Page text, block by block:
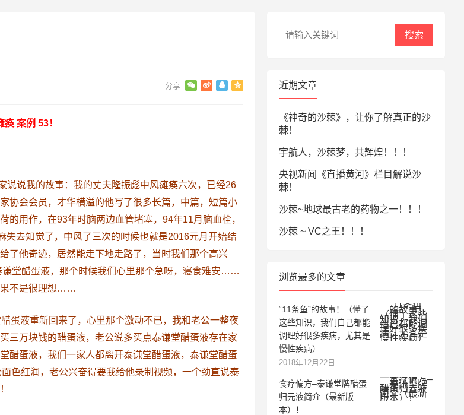
痪 案例 53！
说我的故事：我的丈夫隆振彪中风瘫痪六次，已经26
协会会员，才华横溢的他写了很多长篇，中篇，短篇小
用作，在93年时脑两边血管堵塞，94年11月脑血栓，
失去知觉了，中风了三次的时候也就是2016元月开始结
了他奇迹，居然能走下地走路了，当时我们那个高兴
堂醋蛋液，那个时候我们心里那个急呀，寝食难安……
不是很理想……
蛋液重新回来了，心里那个激动不已，我和老公一整夜
万块钱的醋蛋液，老公说多买点泰谦堂醋蛋液存在家
醋蛋液，我们一家人都离开泰谦堂醋蛋液，泰谦堂醋蛋
色红润，老公兴奋得要我给他录制视频，一个劲直说泰
搜索
近期文章
《神奇的沙棘》，让你了解真正的沙
棘！
宇航人，沙棘梦，共辉煌！！！
央视新闻《直播黄河》栏目解说沙
棘！
沙棘~地球最古老的药物之一！！！
沙棘 ~ VC之王！！！
浏览最多的文章
“11条鱼”的故事！（懂了
这些知识，我们自己都能
调理好很多疾病，尤其是
慢性疾病）
2018年12月22日
食疗偏方–泰谦堂牌醋蛋
归元液简介（最新版
本）！